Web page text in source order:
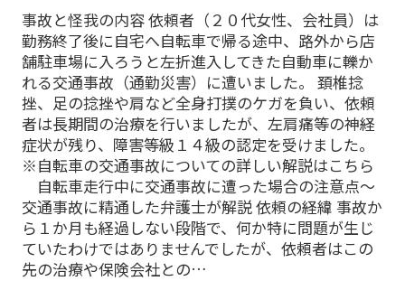
事故と怪我の内容 依頼者（２０代女性、会社員）は
勤務終了後に自宅へ自転車で帰る途中、路外から店
舗駐車場に入ろうと左折進入してきた自動車に轢か
れる交通事故（通勤災害）に遭いました。 頚椎捻
挫、足の捻挫や肩など全身打撲のケガを負い、依頼
者は長期間の治療を行いましたが、左肩痛等の神経
症状が残り、障害等級１４級の認定を受けました。
※自転車の交通事故についての詳しい解説はこちら
自転車走行中に交通事故に遭った場合の注意点～
交通事故に精通した弁護士が解説 依頼の経緯 事故か
ら１か月も経過しない段階で、何か特に問題が生じ
ていたわけではありませんでしたが、依頼者はこの
先の治療や保険会社との…